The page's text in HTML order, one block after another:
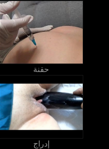
حقنة
إدراج